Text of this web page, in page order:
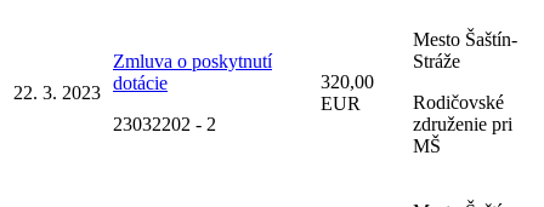
22. 3. 2023
Zmluva o poskytnutí
dotácie
23032202 - 2
320,00
EUR
Mesto Šaštín-
Stráže
Rodičovské
združenie pri
MŠ